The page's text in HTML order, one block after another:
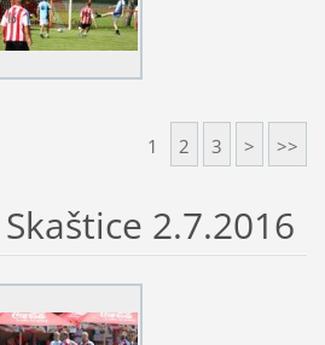
1 2 3 > >>
2.7.2016